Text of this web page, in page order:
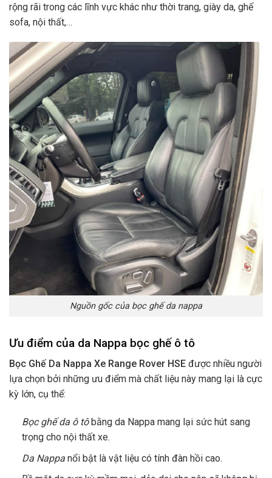
rộng rãi trong các lĩnh vực khác như thời trang, giày da, ghế
sofa, nội thất,…
Nguồn gốc của bọc ghế da nappa
Ưu điểm của da Nappa bọc ghế ô tô
Bọc Ghế Da Nappa Xe Range Rover HSE được nhiều người
lựa chọn bởi những ưu điểm mà chất liệu này mang lại là cực
kỳ lớn, cụ thể:
Bọc ghế da ô tô bằng da Nappa mang lại sức hút sang
trọng cho nội thất xe.
Da Nappanổi bật là vật liệu có tính đàn hồi cao.